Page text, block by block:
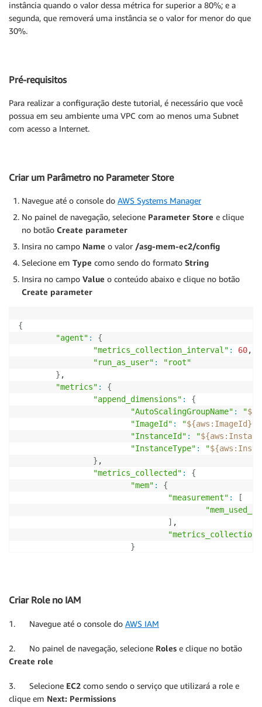
instância quando o valor dessa métrica for superior a 80%; e a
segunda, que removerá uma instância se o valor for menor do que
30%.
Pré-requisitos
Para realizar a configuração deste tutorial, é necessário que você
possua em seu ambiente uma VPC com ao menos uma Subnet
com acesso a Internet.
Criar um Parâmetro no Parameter Store
Navegue até o console do AWS Systems Manager
No painel de navegação, selecione Parameter Store e clique
no botão Create parameter
Insira no campo Name o valor /asg-mem-ec2/config
Selecione em Type como sendo do formato String
Insira no campo Value o conteúdo abaixo e clique no botão
Create parameter
{
"agent" :
{
"metrics_collection_interval" : 60,
"run_as_user" :
"root"
} ,
"metrics" :
{
"append_dimensions" :
{
"AutoScalingGroupName" : "
"ImageId" : "${aws : ImageId}
"InstanceId" : "${aws :
"InstanceType" : "${aws :
} ,
"metrics_collected" :
{
"mem" :
{
"measurement" :
[
] ,
}
}
Criar Role no IAM
1. Navegue até o console do AWS IAM
2. No painel de navegação, selecione Roles e clique no botão
Create role
3. Selecione EC2 como sendo o serviço que utilizará a role e
clique em Next: Permissions